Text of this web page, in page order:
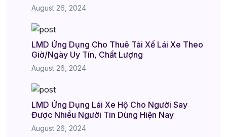
August 26, 2024
LMD Ứng Dụng Cho Thuê Tài Xế Lái Xe Theo
Giờ/Ngày Uy Tín, Chất Lượng
August 26, 2024
LMD Ứng Dụng Lái Xe Hộ Cho Người Say
Được Nhiều Người Tin Dùng Hiện Nay
August 26, 2024